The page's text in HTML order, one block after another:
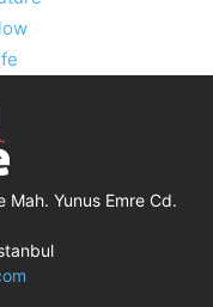
Mah. Yunus Emre Cd.